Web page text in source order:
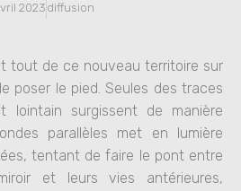
2023 diffusion
tout de ce nouveau territoire sur
poser le pied. Seules des traces
lointain surgissent de manière
parallèles met en lumière
tentant de faire le pont entre
et leurs vies antérieures,